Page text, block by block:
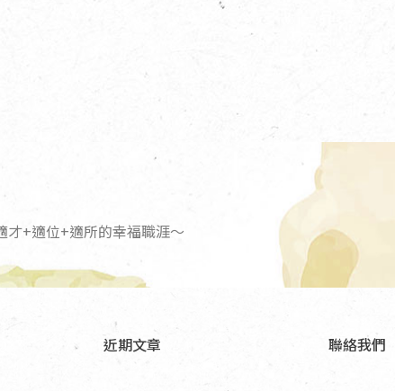
才+適位+適所的幸福職涯～
近期文章 聯絡我們